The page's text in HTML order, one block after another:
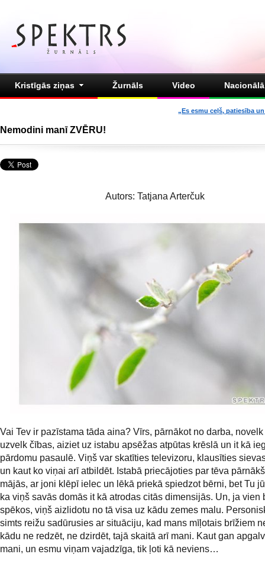
Kristīgās ziņas Žurnāls Video
„Es esmu ceļš, patiesība
Nemodini manī ZVĒRU!
Autors: Tatjana Arterčuk
Vai Tev ir pazīstama tāda aina? Vīrs, pārnākot no darba,
uzvelk čības, aiziet uz istabu apsēžas atpūtas krēslā un it kā
pārdomu pasaulē. Viņš var skatīties televizoru, klausīties
un kaut ko viņai arī atbildēt. Istabā priecājoties par tēva
mājās, ar joni klēpī ielec un lēkā priekā spiedzot bērni, bet Tu
ka viņš savās domās it kā atrodas citās dimensijās. Un, ja vien
spēkos, viņš aizlidotu no tā visa uz kādu zemes malu.
simts reižu sadūrusies ar situāciju, kad mans mīļotais brīžiem
kādu ne redzēt, ne dzirdēt, tajā skaitā arī mani. Kaut gan
mani, un esmu viņam vajadzīga, tik ļoti kā neviens…